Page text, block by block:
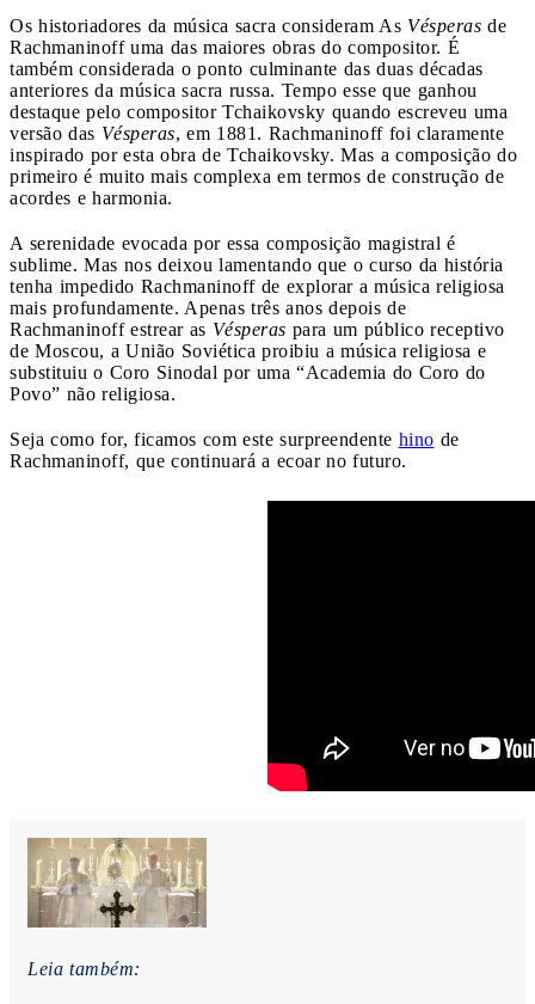
Os historiadores da música sacra consideram As Vésperas de
Rachmaninoff uma das maiores obras do compositor. É
também considerada o ponto culminante das duas décadas
anteriores da música sacra russa. Tempo esse que ganhou
destaque pelo compositor Tchaikovsky quando escreveu uma
versão das Vésperas, em 1881. Rachmaninoff foi claramente
inspirado por esta obra de Tchaikovsky. Mas a composição do
primeiro é muito mais complexa em termos de construção de
acordes e harmonia.
A serenidade evocada por essa composição magistral é
sublime. Mas nos deixou lamentando que o curso da história
tenha impedido Rachmaninoff de explorar a música religiosa
mais profundamente. Apenas três anos depois de
Rachmaninoff estrear as Vésperas para um público receptivo
de Moscou, a União Soviética proibiu a música religiosa e
substituiu o Coro Sinodal por uma “Academia do Coro do
Povo” não religiosa.
Seja como for, ficamos com este surpreendente hino de
Rachmaninoff, que continuará a ecoar no futuro.
Leia também: